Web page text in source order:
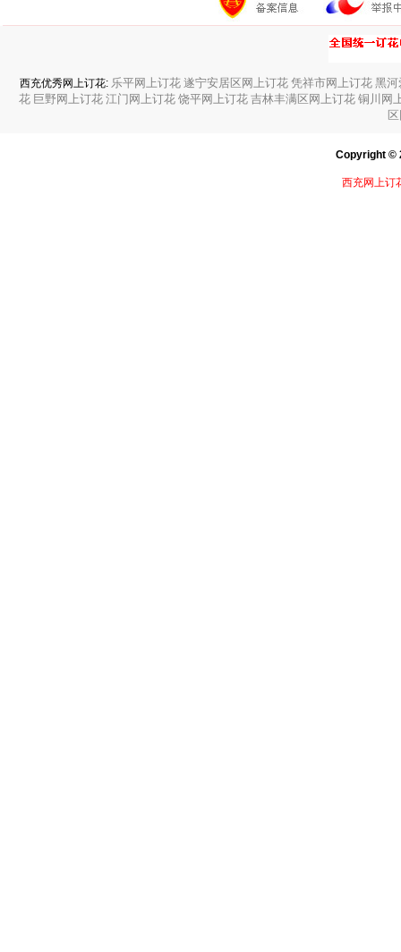
西充优秀网上订花: 乐平网上订花 遂宁安居区网上订花 凭祥市网上订花 黑河
花 巨野网上订花 江门网上订花 饶平网上订花 吉林丰满区网上订花 铜川网
Copyright ©
西充网上订